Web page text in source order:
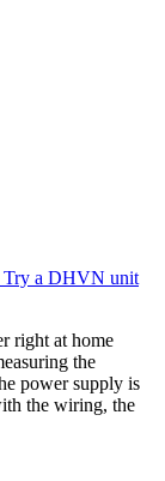
Try a DHVN unit
right at home
the
power supply is
the wiring, the